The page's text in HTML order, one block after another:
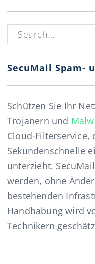
Suchen nach:
SecuMail Spam-
Schützen Sie Ihr
Trojanern und
Cloud-Filterservice,
Sekundenschnelle
unterzieht. SecuMail
werden, ohne
bestehenden
Handhabung wird
Technikern